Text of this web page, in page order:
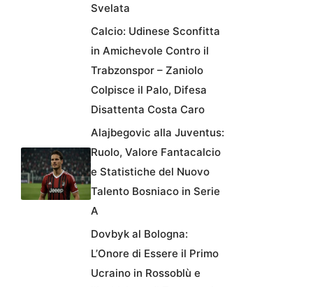
Svelata
Calcio: Udinese Sconfitta
in Amichevole Contro il
Trabzonspor – Zaniolo
Colpisce il Palo, Difesa
Disattenta Costa Caro
Alajbegovic alla Juventus:
Ruolo, Valore Fantacalcio
e Statistiche del Nuovo
Talento Bosniaco in Serie
A
Dovbyk al Bologna:
L’Onore di Essere il Primo
Ucraino in Rossoblù e